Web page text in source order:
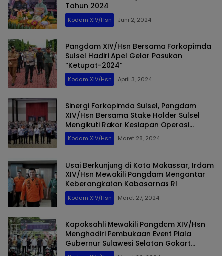
Tahun 2024
Kodam XIV/Hsn Juni 2, 2024
Pangdam XIV/Hsn Bersama Forkopimda
Sulsel Hadiri Apel Gelar Pasukan
“Ketupat-2024”
Kodam XIV/Hsn April 3, 2024
Sinergi Forkopimda Sulsel, Pangdam
XIV/Hsn Bersama Stake Holder Sulsel
Mengikuti Rakor Kesiapan Operasi
Ketupat 2024
Kodam XIV/Hsn Maret 28, 2024
Usai Berkunjung di Kota Makassar, Irdam
XIV/Hsn Mewakili Pangdam Mengantar
Keberangkatan Kabasarnas RI
Kodam XIV/Hsn Maret 27, 2024
Kapoksahli Mewakili Pangdam XIV/Hsn
Menghadiri Pembukaan Event Piala
Gubernur Sulawesi Selatan Gokart
Competition Ramadhan Fun Race